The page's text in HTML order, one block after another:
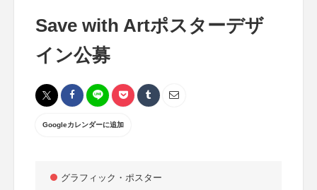
Save with Artポスターデザ
イン公募
Googleカレンダーに追加
グラフィック・ポスター